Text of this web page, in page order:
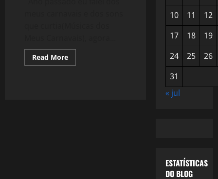
Read MoreRead
more
10
11
12
17
18
19
24
25
26
31
« jul
ESTATÍSTICAS
DO BLOG